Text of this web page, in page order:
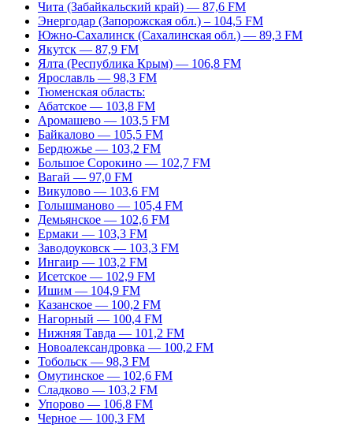
Чита (Забайкальский край) — 87,6 FM
Энергодар (Запорожская обл.) – 104,5 FM
Южно-Сахалинск (Сахалинская обл.) — 89,3 FM
Якутск — 87,9 FM
Ялта (Республика Крым) — 106,8 FM
Ярославль — 98,3 FM
Тюменская область:
Абатское — 103,8 FM
Аромашево — 103,5 FM
Байкалово — 105,5 FM
Бердюжье — 103,2 FM
Большое Сорокино — 102,7 FM
Вагай — 97,0 FM
Викулово — 103,6 FM
Голышманово — 105,4 FM
Демьянское — 102,6 FM
Ермаки — 103,3 FM
Заводоуковск — 103,3 FM
Ингаир — 103,2 FM
Исетское — 102,9 FM
Ишим — 104,9 FM
Казанское — 100,2 FM
Нагорный — 100,4 FM
Нижняя Тавда — 101,2 FM
Новоалександровка — 100,2 FM
Тобольск — 98,3 FM
Омутинское — 102,6 FM
Сладково — 103,2 FM
Упорово — 106,8 FM
Черное — 100,3 FM